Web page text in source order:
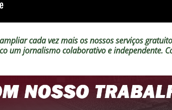
cada vez mais os nossos serviços
um jornalismo colaborativo e independente.